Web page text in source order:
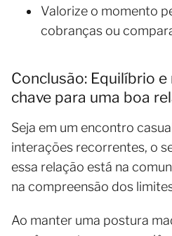
Valorize o momento
cobranças ou
Conclusão: Equilíbrio
chave para uma boa
Seja em um encontro
interações recorrentes, o
essa relação está na
na compreensão dos
Ao manter uma postura